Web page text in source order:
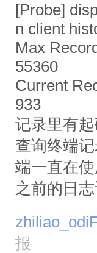
[Probe]
n client
Max
55360
Current
933
记录里有
查询终端
端一直在
之前的日
报